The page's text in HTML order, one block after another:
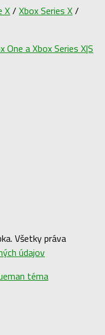
X/ Xbox Series X/
One a Xbox Series X|S
Všetky práva
údajov
téma